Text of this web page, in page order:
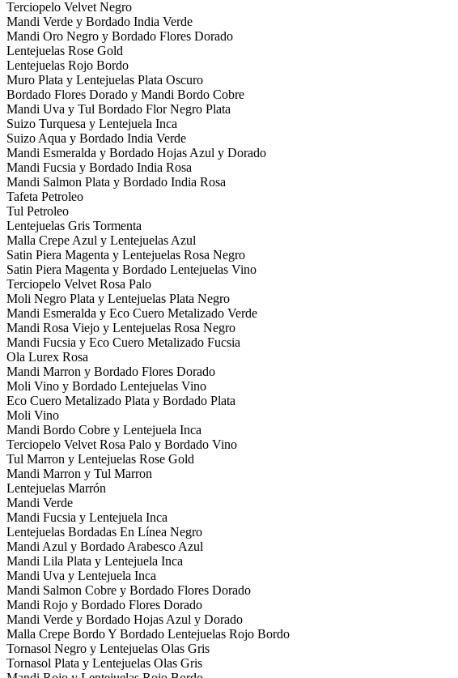
Terciopelo Velvet Negro
Mandi Verde y Bordado India Verde
Mandi Oro Negro y Bordado Flores Dorado
Lentejuelas Rose Gold
Lentejuelas Rojo Bordo
Muro Plata y Lentejuelas Plata Oscuro
Bordado Flores Dorado y Mandi Bordo Cobre
Mandi Uva y Tul Bordado Flor Negro Plata
Suizo Turquesa y Lentejuela Inca
Suizo Aqua y Bordado India Verde
Mandi Esmeralda y Bordado Hojas Azul y Dorado
Mandi Fucsia y Bordado India Rosa
Mandi Salmon Plata y Bordado India Rosa
Tafeta Petroleo
Tul Petroleo
Lentejuelas Gris Tormenta
Malla Crepe Azul y Lentejuelas Azul
Satin Piera Magenta y Lentejuelas Rosa Negro
Satin Piera Magenta y Bordado Lentejuelas Vino
Terciopelo Velvet Rosa Palo
Moli Negro Plata y Lentejuelas Plata Negro
Mandi Esmeralda y Eco Cuero Metalizado Verde
Mandi Rosa Viejo y Lentejuelas Rosa Negro
Mandi Fucsia y Eco Cuero Metalizado Fucsia
Ola Lurex Rosa
Mandi Marron y Bordado Flores Dorado
Moli Vino y Bordado Lentejuelas Vino
Eco Cuero Metalizado Plata y Bordado Plata
Moli Vino
Mandi Bordo Cobre y Lentejuela Inca
Terciopelo Velvet Rosa Palo y Bordado Vino
Tul Marron y Lentejuelas Rose Gold
Mandi Marron y Tul Marron
Lentejuelas Marrón
Mandi Verde
Mandi Fucsia y Lentejuela Inca
Lentejuelas Bordadas En Línea Negro
Mandi Azul y Bordado Arabesco Azul
Mandi Lila Plata y Lentejuela Inca
Mandi Uva y Lentejuela Inca
Mandi Salmon Cobre y Bordado Flores Dorado
Mandi Rojo y Bordado Flores Dorado
Mandi Verde y Bordado Hojas Azul y Dorado
Malla Crepe Bordo Y Bordado Lentejuelas Rojo Bordo
Tornasol Negro y Lentejuelas Olas Gris
Tornasol Plata y Lentejuelas Olas Gris